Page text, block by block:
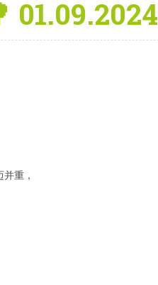
01.09.2024
重，